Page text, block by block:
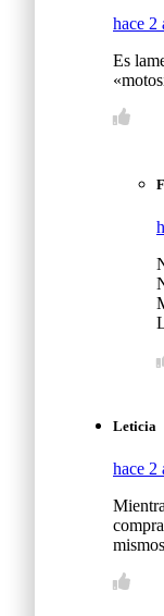
hace 2
Es
Leticia
hace 2